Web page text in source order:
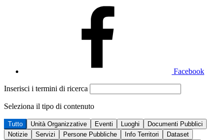
Facebook
Inserisci i termini di ricerca
Seleziona il tipo di contenuto
Tutto Unità Organizzative Eventi Luoghi
Documenti Pubblici
Notizie
Servizi Persone Pubbliche Info Territori Dataset